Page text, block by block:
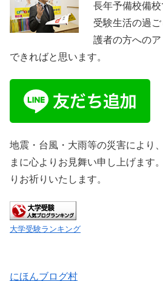
長年予備校備校
受験生活の過
護者の方への
できればと思います。
地震・台風・大雨等の災害により
まに心よりお見舞い申し上げます
りお祈りいたします。
大学受験ランキング
にほんブログ村